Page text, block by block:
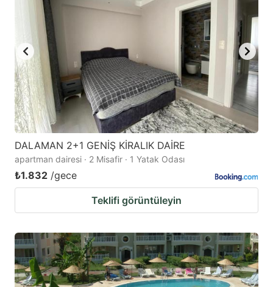
DALAMAN 2+1 GENİŞ KİRALIK DAİRE
apartman dairesi · 2 Misafir · 1 Yatak Odası
₺1.832 /gece
Teklifi görüntüleyin